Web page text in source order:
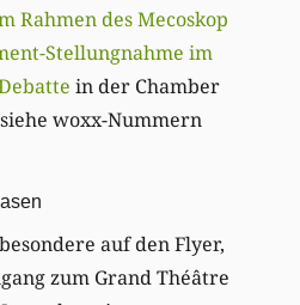
Rahmen des Mecoskop
Stellungnahme im
in der Chamber
woxx-Nummern
auf den Flyer,
zum Grand Théâtre